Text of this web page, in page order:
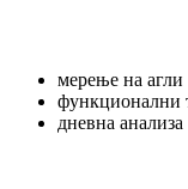
мерење на агли
функционални
дневна анализа